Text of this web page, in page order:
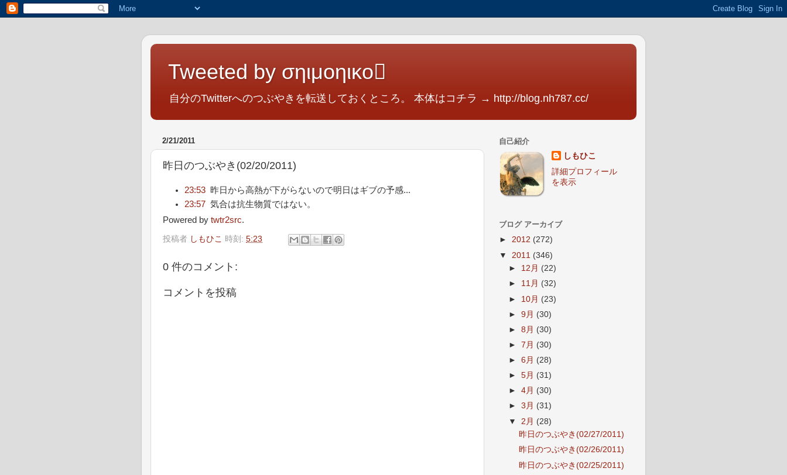
Tweeted by σηιμοηικο
自分のTwitterへのつぶやきを転送しておくところ。 本体はコチラ → http://blog.nh787.cc/
2/21/2011
昨日のつぶやき(02/20/2011)
23:53
昨日から高熱が下がらないので明日はギブの予感...
23:57 気合は抗生物質ではない。
Powered by twtr2src.
投稿者 しもひこ 時刻: 5:23
0 件のコメント:
コメントを投稿
自己紹介
しもひこ
詳細プロフィール
を表示
ブログ アーカイブ
► 2012 (272)
▼ 2011 (346)
► 12月 (22)
► 11月 (32)
► 10月 (23)
►9月 (30)
►8月 (30)
►7月 (30)
►6月 (28)
►5月 (31)
►4月 (30)
►3月 (31)
▼ 2月 (28)
昨日のつぶやき(02/27/2011)
昨日のつぶやき(02/26/2011)
昨日のつぶやき(02/25/2011)